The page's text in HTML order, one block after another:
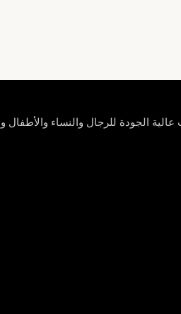
الجودة للرجال والنساء والأطفال